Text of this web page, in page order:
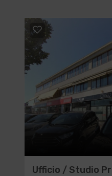
Ufficio / Studio